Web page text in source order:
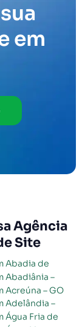
em
Agência
Site
Acreúna – GO